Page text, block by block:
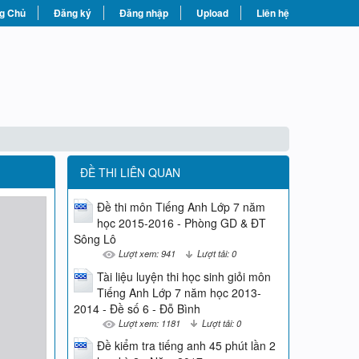
Chủ Đăng ký Đăng nhập Upload Liên hệ
ĐỀ THI LIÊN QUAN
Đề thi môn Tiếng Anh Lớp 7 năm
học 2015-2016 - Phòng GD & ĐT
Sông Lô
Lượt xem: 941 Lượt tải: 0
Tài liệu luyện thi học sinh giỏi môn
Tiếng Anh Lớp 7 năm học 2013-
2014 - Đề số 6 - Đỗ Bình
Lượt xem: 1181 Lượt tải: 0
Đề kiểm tra tiếng anh 45 phút lần 2